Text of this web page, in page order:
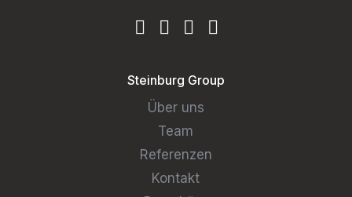
Steinburg Group
Über uns
Team
Referenzen
Kontakt